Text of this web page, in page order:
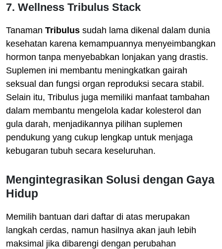
7. Wellness Tribulus Stack
Tanaman Tribulus sudah lama dikenal dalam dunia
kesehatan karena kemampuannya menyeimbangkan
hormon tanpa menyebabkan lonjakan yang drastis.
Suplemen ini membantu meningkatkan gairah
seksual dan fungsi organ reproduksi secara stabil.
Selain itu, Tribulus juga memiliki manfaat tambahan
dalam membantu mengelola kadar kolesterol dan
gula darah, menjadikannya pilihan suplemen
pendukung yang cukup lengkap untuk menjaga
kebugaran tubuh secara keseluruhan.
Mengintegrasikan Solusi dengan Gaya
Hidup
Memilih bantuan dari daftar di atas merupakan
langkah cerdas, namun hasilnya akan jauh lebih
maksimal jika dibarengi dengan perubahan